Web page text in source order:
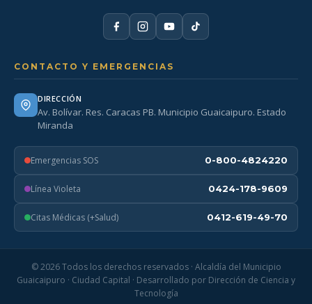
CONTACTO Y EMERGENCIAS
DIRECCIÓN
Av. Bolívar. Res. Caracas PB. Municipio Guaicaipuro. Estado
Miranda
Emergencias SOS 0-800-4824220
Línea Violeta 0424-178-9609
Citas Médicas (+Salud) 0412-619-49-70
© 2026 Todos los derechos reservados · Alcaldía del Municipio
Guaicaipuro · Ciudad Capital · Desarrollado por Dirección de Ciencia y
Tecnología